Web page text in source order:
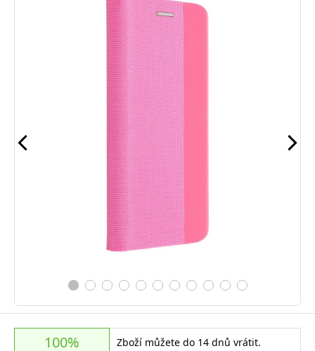
100%
Zboží můžete do 14 dnů vrátit.